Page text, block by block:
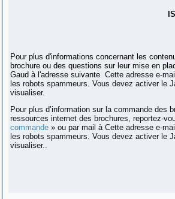
Pour plus d'informations concernant les
brochure ou des questions sur leur mise en
Gaud à l'adresse suivante Cette adresse e-
les robots spammeurs. Vous devez activer le
visualiser.
Pour plus d’information sur la commande des
ressources internet des brochures, reportez-
commande » ou par mail àCette adresse e-
les robots spammeurs. Vous devez activer le
visualiser.